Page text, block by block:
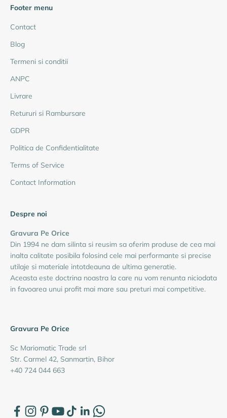
Footer menu
Contact
Blog
Termeni si conditii
ANPC
Livrare
Retururi si Rambursare
GDPR
Politica de Confidentialitate
Terms of Service
Contact Information
Despre noi
Gravura Pe Orice
Din 1994 ne dam silinta si reusim sa oferim produse de cea mai
inalta calitate posibila folosind cele mai performante si precise
utilaje si materiale intotdeauna de ultima generatie.
Aceasta este doctrina noastra la care nu vom renunta niciodata
in favoarea unui profit mai mare sau preturi mai competitive.
Gravura Pe Orice
Sc Mariomatic Trade srl
Str. Carmel 42, Sanmartin, Bihor
+40 724 044 663